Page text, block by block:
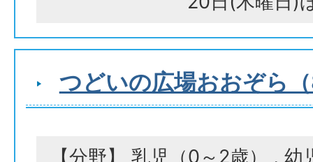
つどいの広場おおぞら
【分野】 乳児（0～2歳） ,